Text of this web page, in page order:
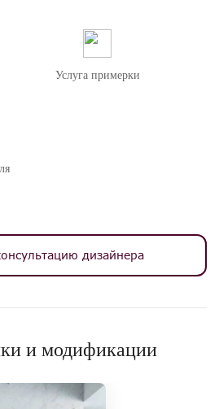
Услуга примерки
дизайнера
и модификации